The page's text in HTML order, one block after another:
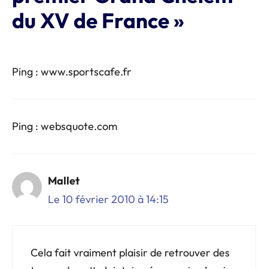
du XV de France »
Ping : www.sportscafe.fr
Ping : websquote.com
Mallet
Le 10 février 2010 à 14:15
Cela fait vraiment plaisir de retrouver des